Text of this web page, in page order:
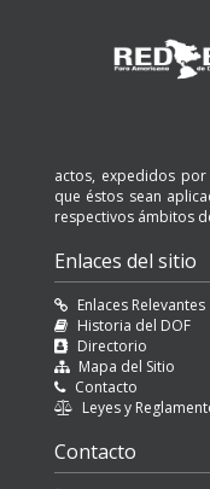
actos, expedidos
que éstos sean
respectivos ámbitos
Enlaces del sitio
Enlaces Relevantes
Historia del DOF
Directorio
Mapa del Sitio
Contacto
Leyes y
Contacto